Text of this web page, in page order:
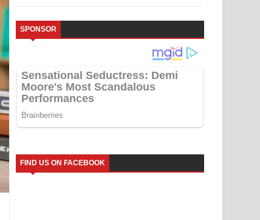
SPONSOR
FIND US ON FACEBOOK